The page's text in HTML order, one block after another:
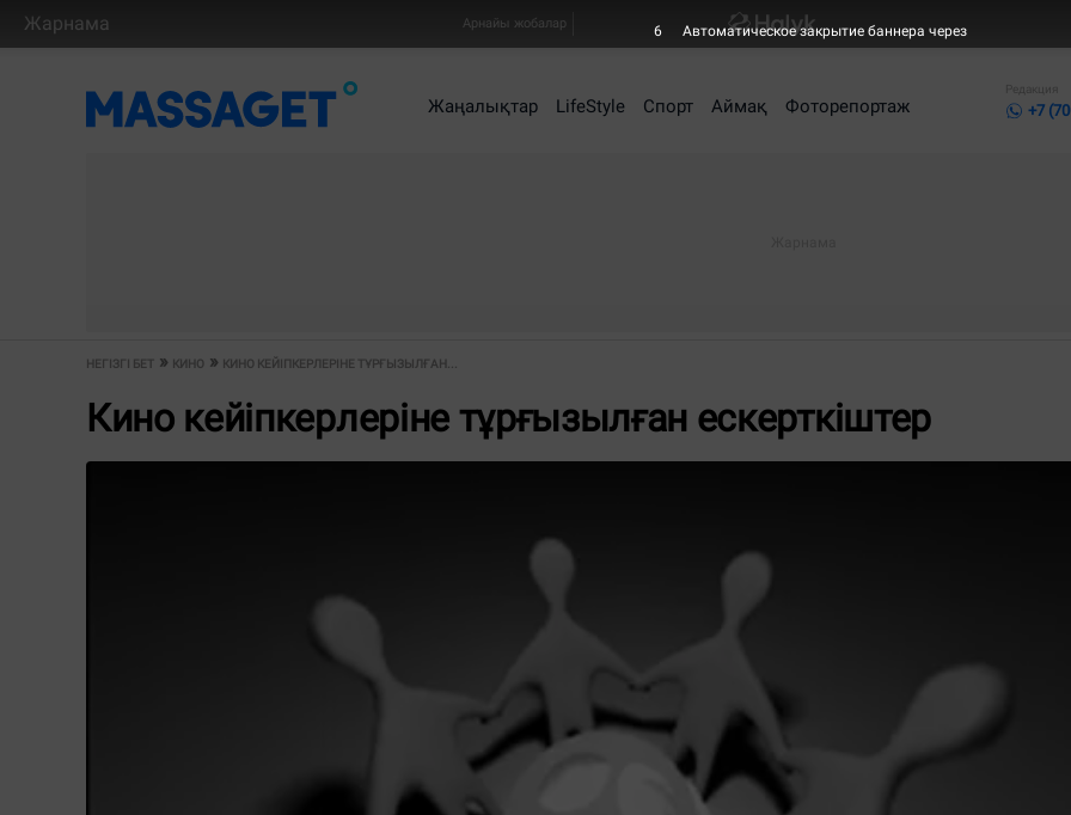
Жарнама Арнайы жобалар
Жаңалықтар LifeStyle Спорт Аймақ Фоторепортаж
Редакция
+7
НЕГІЗГІ БЕТ КИНО КИНО КЕЙІПКЕРЛЕРІНЕ ТҰРҒЫЗЫЛҒАН...
Кино кейіпкерлеріне тұрғызылған ескерткіштер
4 Автоматическое закрытие баннера через